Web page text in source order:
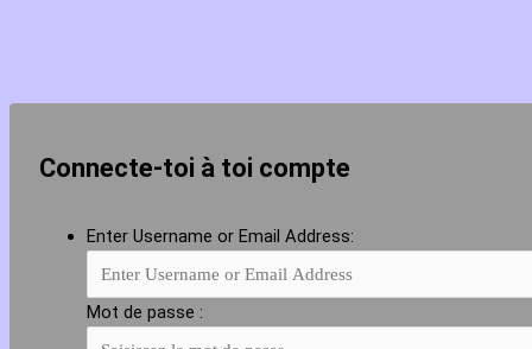
Connecte-toi à toi compte
Enter Username or Email Address:
Mot de passe :